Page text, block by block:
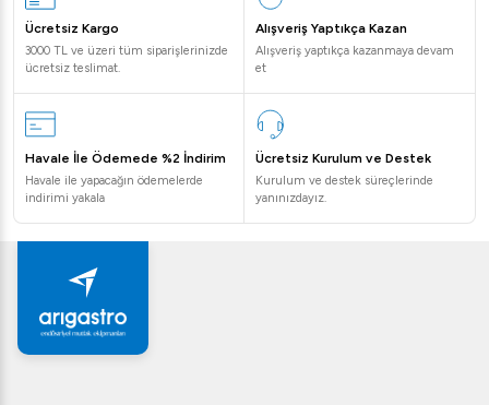
Sıkça Sorulan Sorular
uyumludur?
Öztiryakiler kazine fırın hem LPG hem de doğalgazla
uyumludur.
Kuzine fırının boyutları nedir?
Fırının boyutları 80 cm (en) x 70 cm (boy) x 85 cm
(yükseklik) şeklindedir.
Kuzine fırında güvenlik nasıl sağlanır?
Ücretsiz Kargo
3000 TL ve üzeri tüm siparişlerinizde
ücretsiz teslimat.
Alışveriş Yaptıkça Kazan
Alışveriş yaptıkça kazanmaya devam
et
Havale İle Ödemede %2 İndirim
Havale ile yapacağın ödemelerde
indirimi yakala
Ücretsiz Kurulum ve Destek
Kurulum ve destek süreçlerinde
yanınızdayız.